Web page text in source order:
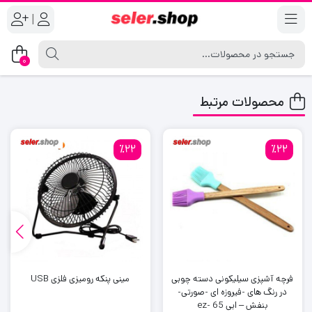
|
0
محصولات مرتبط
٪22
فرچه آشپزی سیلیکونی دسته چوبی
در رنگ های -فیروزه ای -صورتی-
بنفش – ابی ez- 65
٪22
مینی پنکه رومیزی فلزی USB